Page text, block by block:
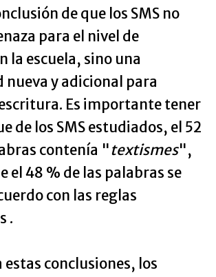
de que los SMS no
para el nivel de
la escuela, sino una
y adicional para
Es importante tener
de los SMS estudiados, el 52
contenía "textismes",
el 48 % de las palabras se
con las reglas
.
estas conclusiones, los